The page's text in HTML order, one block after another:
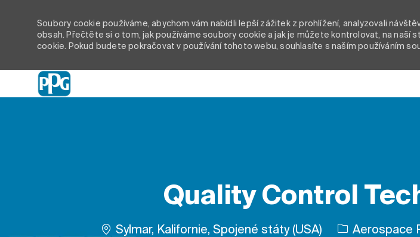
Soubory cookie používáme, abychom vám nabídli lepší zážitek z prohlížení, analyzovali
obsah. Přečtěte si o tom, jak používáme soubory cookie a jak je můžete kontrolovat, na naší
cookie. Pokud budete pokračovat v používání tohoto webu, souhlasíte s naším používáním
Quality Control
Umístění
Sylmar, Kalifornie, Spojené státy (USA) Aerospace